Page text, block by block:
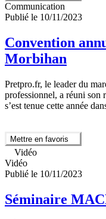
Communication
Publié le 10/11/2023
Convention
Morbihan
Pretpro.fr, le leader du
professionnel, a réuni son
s’est tenue cette année
Mettre en favoris
Vidéo
Vidéo
Publié le 10/11/2023
Séminaire